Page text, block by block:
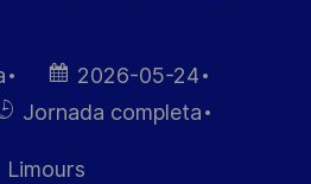
Fecha de
publicación
2026-05-24
Jornada completa
Limours